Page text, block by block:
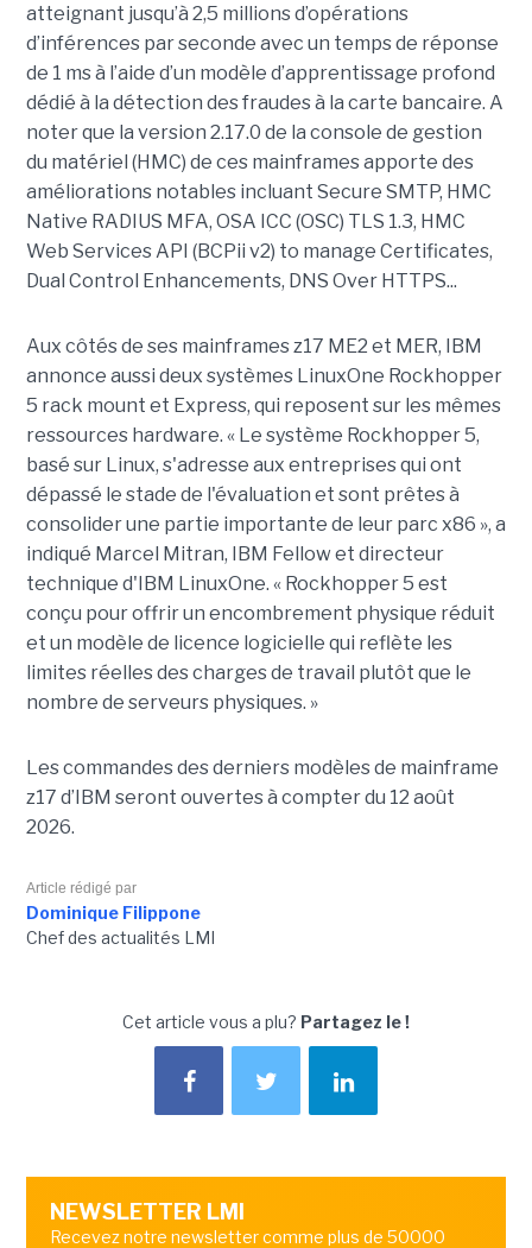
atteignant jusqu’à 2,5 millions d’opérations
d’inférences par seconde avec un temps de réponse
de 1 ms à l’aide d’un modèle d’apprentissage profond
dédié à la détection des fraudes à la carte bancaire. A
noter que la version 2.17.0 de la console de gestion
du matériel (HMC) de ces mainframes apporte des
améliorations notables incluant Secure SMTP, HMC
Native RADIUS MFA, OSA ICC (OSC) TLS 1.3, HMC
Web Services API (BCPii v2) to manage Certificates,
Dual Control Enhancements, DNS Over HTTPS...
Aux côtés de ses mainframes z17 ME2 et MER, IBM
annonce aussi deux systèmes LinuxOne Rockhopper
5 rack mount et Express, qui reposent sur les mêmes
ressources hardware. « Le système Rockhopper 5,
basé sur Linux, s'adresse aux entreprises qui ont
dépassé le stade de l'évaluation et sont prêtes à
consolider une partie importante de leur parc x86 », a
indiqué Marcel Mitran, IBM Fellow et directeur
technique d'IBM LinuxOne. « Rockhopper 5 est
conçu pour offrir un encombrement physique réduit
et un modèle de licence logicielle qui reflète les
limites réelles des charges de travail plutôt que le
nombre de serveurs physiques. »
Les commandes des derniers modèles de mainframe
z17 d’IBM seront ouvertes à compter du 12 août
2026.
Article rédigé par
Dominique Filippone
Chef des actualités LMI
Cet article vous a plu? Partagez le !
NEWSLETTER LMI
Recevez notre newsletter comme plus de 50000